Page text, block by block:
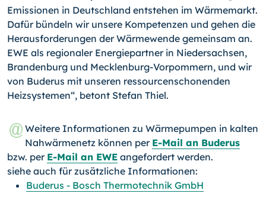
Emissionen in Deutschland entstehen im Wärmemarkt.
Dafür bündeln wir unsere Kompetenzen und gehen die
Herausforderungen der Wärmewende gemeinsam an.
EWE als regionaler Energiepartner in Niedersachsen,
Brandenburg und Mecklenburg-Vorpommern, und wir
von Buderus mit unseren ressourcenschonenden
Heizsystemen“, betont Stefan Thiel.
Weitere Informationen zu Wärmepumpen in kalten
Nahwärmenetz können per E-Mail an Buderus
bzw. per E-Mail an EWE angefordert werden.
siehe auch für zusätzliche Informationen:
Buderus - Bosch Thermotechnik GmbH